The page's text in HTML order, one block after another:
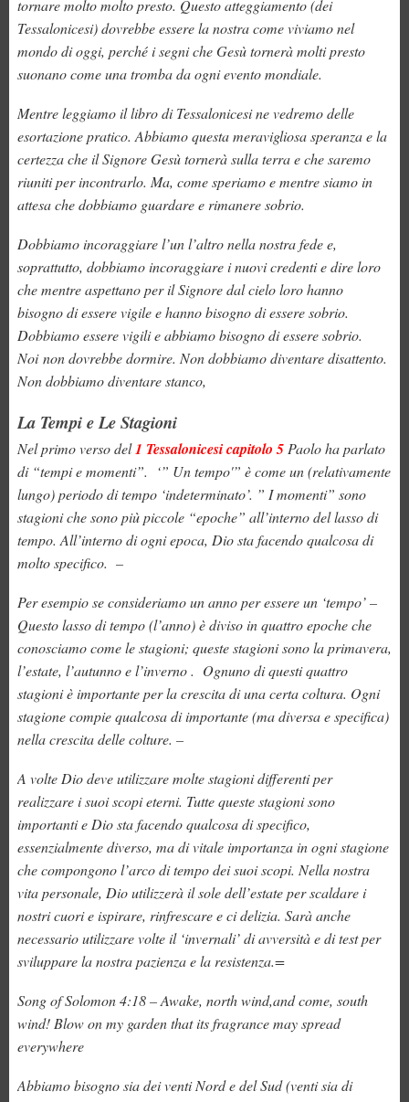
tornare molto molto presto. Questo atteggiamento (dei
Tessalonicesi) dovrebbe essere la nostra come viviamo nel
mondo di oggi, perché i segni che Gesù tornerà molti presto
suonano come una tromba da ogni evento mondiale.
Mentre leggiamo il libro di Tessalonicesi ne vedremo delle
esortazione pratico. Abbiamo questa meravigliosa speranza e la
certezza che il Signore Gesù tornerà sulla terra e che saremo
riuniti per incontrarlo. Ma, come speriamo e mentre siamo in
attesa che dobbiamo guardare e rimanere sobrio.
Dobbiamo incoraggiare l’un l’altro nella nostra fede e,
soprattutto, dobbiamo incoraggiare i nuovi credenti e dire loro
che mentre aspettano per il Signore dal cielo loro hanno
bisogno di essere vigile e hanno bisogno di essere sobrio.
Dobbiamo essere vigili e abbiamo bisogno di essere sobrio.
Noi non dovrebbe dormire. Non dobbiamo diventare disattento.
Non dobbiamo diventare stanco,
La Tempi e Le Stagioni
Nel primo verso del1 Tessalonicesi capitolo 5Paolo ha parlato
di “tempi e momenti”. ‘” Un tempo'” è come un (relativamente
lungo) periodo di tempo ‘indeterminato’. ” I momenti” sono
stagioni che sono più piccole “epoche” all’interno del lasso di
tempo. All’interno di ogni epoca, Dio sta facendo qualcosa di
molto specifico. –
Per esempio se consideriamo un anno per essere un ‘tempo’ –
Questo lasso di tempo (l’anno) è diviso in quattro epoche che
conosciamo come le stagioni; queste stagioni sono la primavera,
l’estate, l’autunno e l’inverno . Ognuno di questi quattro
stagioni è importante per la crescita di una certa coltura. Ogni
stagione compie qualcosa di importante (ma diversa e specifica)
nella crescita delle colture. –
A volte Dio deve utilizzare molte stagioni differenti per
realizzare i suoi scopi eterni. Tutte queste stagioni sono
importanti e Dio sta facendo qualcosa di specifico,
essenzialmente diverso, ma di vitale importanza in ogni stagione
che compongono l’arco di tempo dei suoi scopi. Nella nostra
vita personale, Dio utilizzerà il sole dell’estate per scaldare i
nostri cuori e ispirare, rinfrescare e ci delizia. Sarà anche
necessario utilizzare volte il ‘invernali’ di avversità e di test per
sviluppare la nostra pazienza e la resistenza.=
Song of Solomon 4:18 – Awake, north wind,and come, south
wind! Blow on my garden that its fragrance may spread
everywhere
Abbiamo bisogno sia dei venti Nord e del Sud (venti sia di